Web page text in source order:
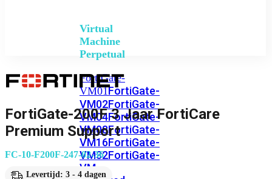
Virtual
Machine
Perpetual
FortiGate-
VM01FortiGate-
VM02FortiGate-
VM04FortiGate-
VM08FortiGate-
VM16FortiGate-
VM32FortiGate-
VM
FortiGate-200F 3 Jaar FortiCare
Premium Support
FC-10-F200F-247-02-36
Levertijd: 3 - 4 dagen